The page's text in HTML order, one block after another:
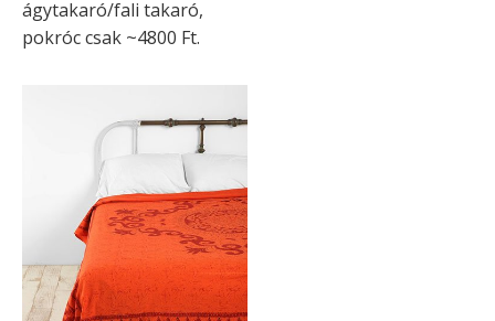
ágytakaró/fali takaró,
pokróc csak ~4800 Ft.